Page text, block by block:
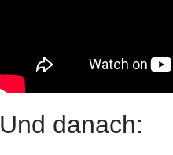
Und danach: